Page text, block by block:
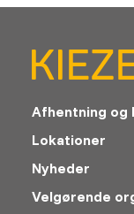
Afhentning og
Lokationer
Nyheder
Velgørende